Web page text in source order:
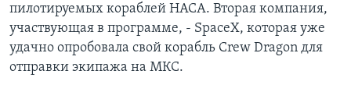
пилотируемых кораблей НАСА. Вторая компания,
участвующая в программе, - SpaceX, которая уже
удачно опробовала свой корабль Crew Dragon для
отправки экипажа на МКС.